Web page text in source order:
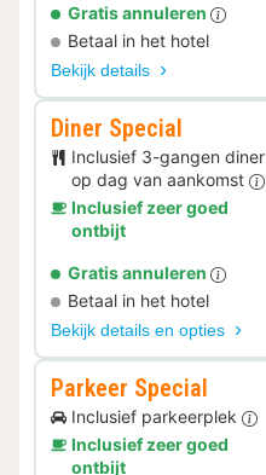
Gratis annuleren
Betaal in het hotel
Bekijk details
Diner Special
Inclusief 3-gangen diner
op dag van aankomst
Inclusief zeer goed
ontbijt
Gratis annuleren
Betaal in het hotel
Bekijk details en opties
Parkeer Special
Inclusief parkeerplek
Inclusief zeer goed
ontbijt